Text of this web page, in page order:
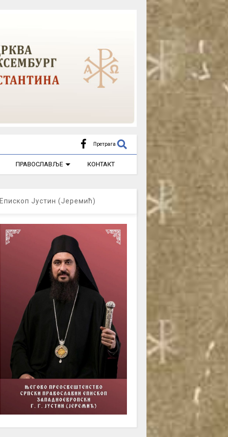
Претрага
ПРАВОСЛАВЉЕ КОНТАКТ
Епископ Јустин (Јеремић)